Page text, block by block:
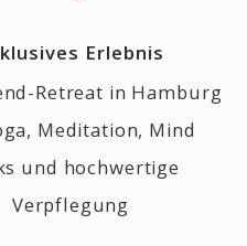
Erlebnis
Retreat in Hamburg
Meditation, Mind
und hochwertige
Verpflegung